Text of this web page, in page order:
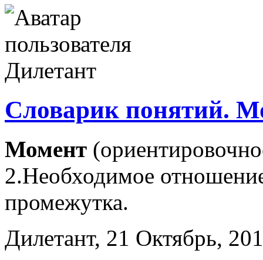
Словарик понятий.
Момент
2.Необходимое
промежутка.
Дилетант, 21 Октябрь,